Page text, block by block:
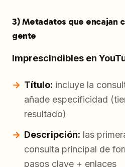
3) Metadatos que encajan
gente
Imprescindibles en
Título: incluye la
añade especificidad
resultado)
Descripción: las
consulta principal de
pasos clave + enlaces